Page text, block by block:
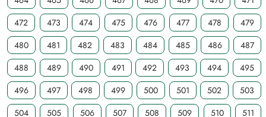
472
473 474 475 476 477 478
479
480
481 482 483 484 485 486
487
488
489 490 491 492 493 494
495
496
497 498 499 500 501 502
503
504
505 506 507 508 509 510
511